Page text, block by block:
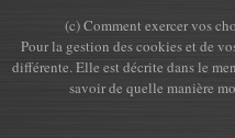
(c) Comment exercer vos
Pour la gestion des cookies et de
différente. Elle est décrite dans le
savoir de quelle manière